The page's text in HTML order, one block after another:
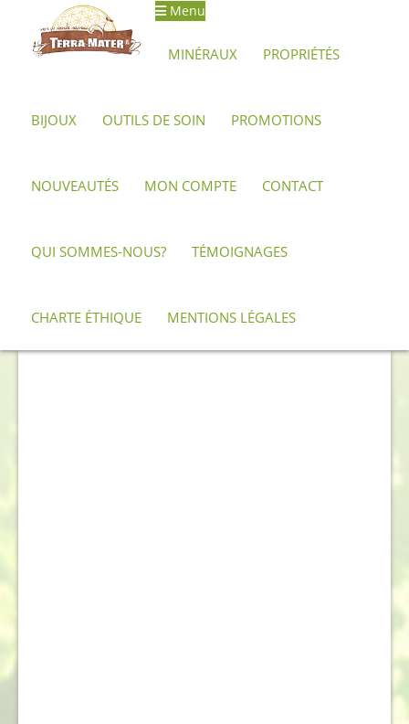
Aller
Aller
au
Menu
MINÉRAUX PROPRIÉTÉS
BIJOUX OUTILS DE SOIN PROMOTIONS
NOUVEAUTÉS MON COMPTE CONTACT
QUI SOMMES-NOUS? TÉMOIGNAGES
CHARTE ÉTHIQUE MENTIONS LÉGALES
Accueil Archives
Pendentif papillon en Obsidienne Œil Céleste